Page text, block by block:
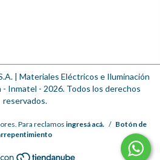
| Materiales Eléctricos e Iluminación
- Inmatel - 2026. Todos los derechos
reservados.
Para reclamos ingresá acá. / Botón de